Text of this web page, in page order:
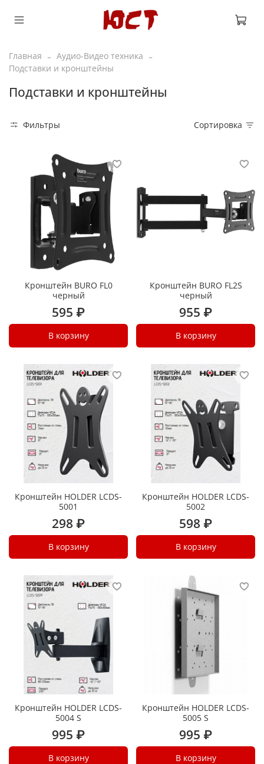
Главная
Аудио-Видео техника
Подставки и кронштейны
Подставки и кронштейны
Фильтры Сортировка
Кронштейн BURO FL0
черный
595 ₽
В корзину
Кронштейн BURO FL2S
черный
955 ₽
В корзину
Кронштейн HOLDER LCDS-
5001
298 ₽
В корзину
Кронштейн HOLDER LCDS-
5002
598 ₽
В корзину
Кронштейн HOLDER LCDS-
5004 S
995 ₽
В корзину
Кронштейн HOLDER LCDS-
5005 S
995 ₽
В корзину